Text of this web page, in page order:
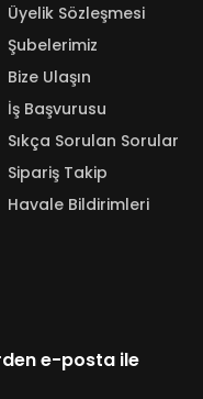
Üyelik Sözleşmesi
Şubelerimiz
Bize Ulaşın
İş Başvurusu
Sıkça Sorulan Sorular
Sipariş Takip
Havale Bildirimleri
e-posta ile